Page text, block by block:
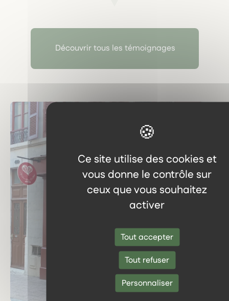
Ce site utilise des cookies et
vous donne le contrôle sur
ceux que vous souhaitez
activer
Tout accepter
Tout refuser
Personnaliser
Découvrir tous les témoignages